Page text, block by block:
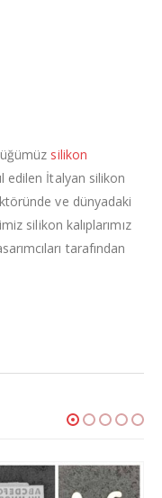
silikon
edilen İtalyan silikon
ve dünyadaki
silikon kalıplarımız
tarafından